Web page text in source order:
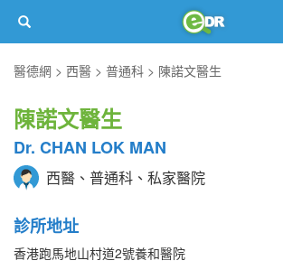
醫德網
西醫 普通科 陳諾文醫生
陳諾文醫生
Dr. CHAN LOK MAN
西醫、普通科、私家醫院
診所地址
香港跑馬地山村道2號養和醫院